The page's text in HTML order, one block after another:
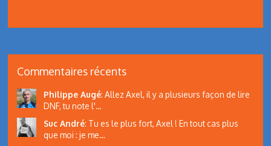
Commentaires récents
Philippe Augé: Allez Axel, il y a plusieurs façon de lire
DNF, tu note l'…
Suc André: Tu es le plus fort, Axel ! En tout cas plus
que moi : je me…